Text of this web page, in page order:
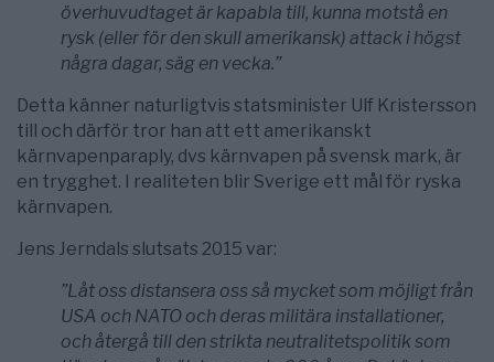
överhuvudtaget är kapabla till, kunna motstå en
rysk (eller för den skull amerikansk) attack i högst
några dagar, säg en vecka.”
Detta känner naturligtvis statsminister Ulf Kristersson
till och därför tror han att ett amerikanskt
kärnvapenparaply, dvs kärnvapen på svensk mark, är
en trygghet. I realiteten blir Sverige ett mål för ryska
kärnvapen.
Jens Jerndals slutsats 2015 var:
”Låt oss distansera oss så mycket som möjligt från
USA och NATO och deras militära installationer,
och återgå till den strikta neutralitetspolitik som